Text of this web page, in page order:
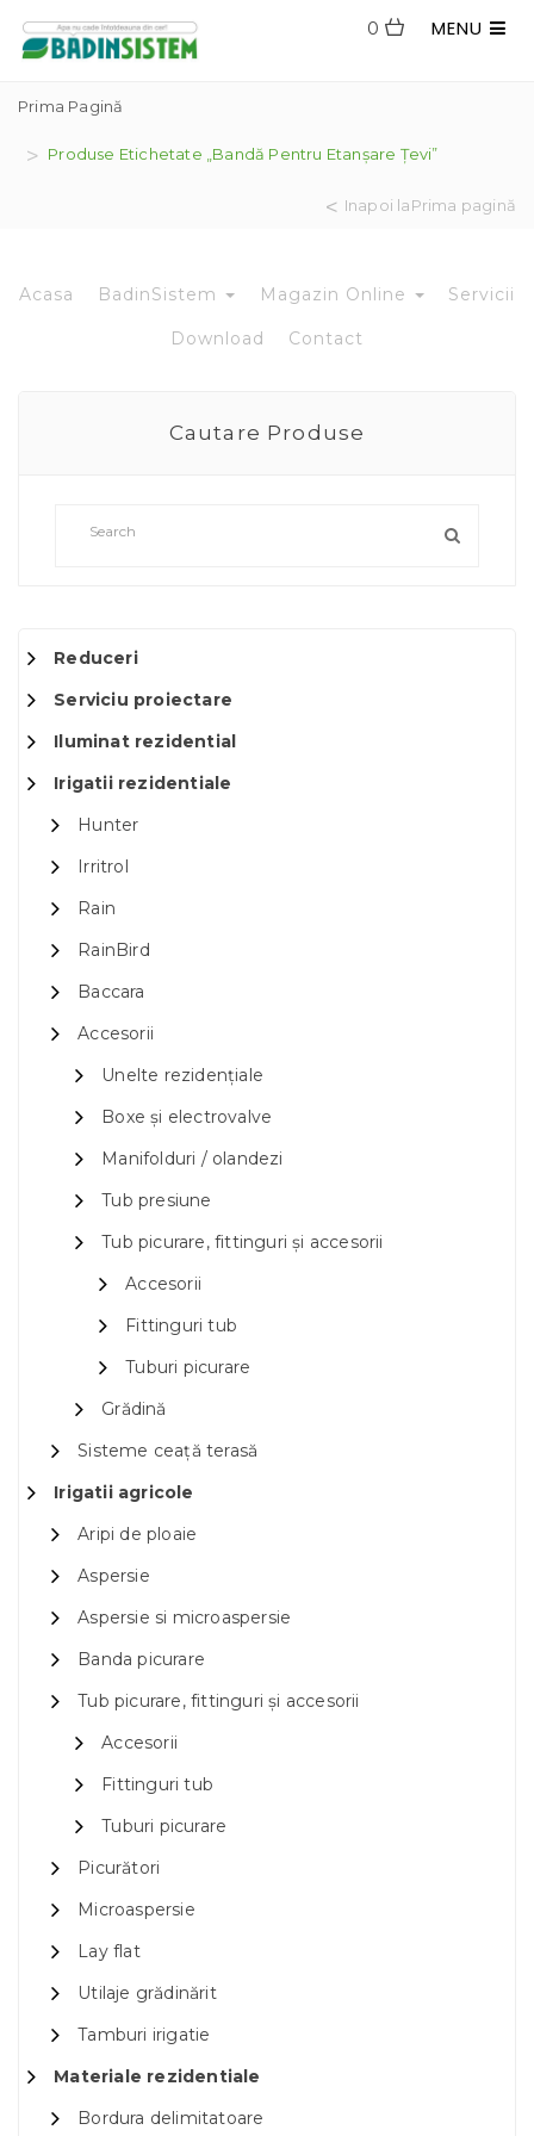
MENU
0
Prima Pagină
Produse Etichetate „bandă Pentru Etanșare Țevi”
Inapoi laPrima pagină
Acasa BadinSistem Magazin Online Servicii
Download Contact
Cautare Produse
Reduceri
Serviciu proiectare
Iluminat rezidential
Irigatii rezidentiale
Hunter
Irritrol
Rain
RainBird
Baccara
Accesorii
Unelte rezidențiale
Boxe și electrovalve
Manifolduri / olandezi
Tub presiune
Tub picurare, fittinguri și accesorii
Accesorii
Fittinguri tub
Tuburi picurare
Grădină
Sisteme ceață terasă
Irigatii agricole
Aripi de ploaie
Aspersie
Aspersie si microaspersie
Banda picurare
Tub picurare, fittinguri și accesorii
Accesorii
Fittinguri tub
Tuburi picurare
Picurători
Microaspersie
Lay flat
Utilaje grădinărit
Tamburi irigatie
Materiale rezidentiale
Bordura delimitatoare